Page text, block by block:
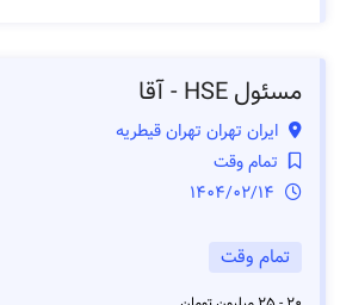
مسئول HSE - آقا
ایران تهران تهران قیطریه
تمام وقت
تمام وقت